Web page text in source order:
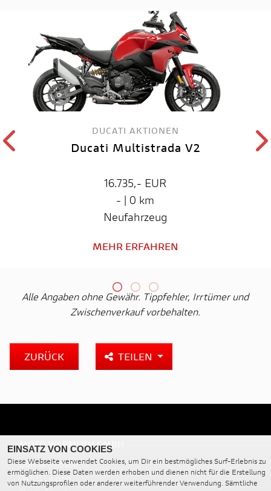
DUCATI AKTIONEN
Ducati Multistrada V2
16.735,- EUR
- | 0 km
Neufahrzeug
MEHR ERFAHREN
Alle Angaben ohne Gewähr. Tippfehler, Irrtümer und
Zwischenverkauf vorbehalten.
ZURÜCK TEILEN
MOTO WARMUTH GMBH
Dohnanyistraße 11
04103 Leipzig
EINSATZ VON COOKIES
Diese Webseite verwendet Cookies, um Dir ein bestmögliches Surf-Erlebnis zu
ermöglichen. Diese Daten werden erhoben und dienen nicht für die Erstellung
von Nutzungsprofilen oder anderer weiterführender Verwendung. Sämtliche